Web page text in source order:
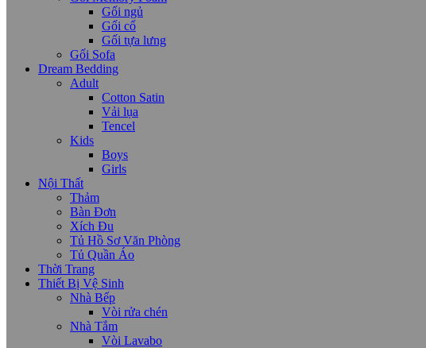
Gối ngủ
Gối cổ
Gối tựa lưng
Gối Sofa
Dream Bedding
Adult
Cotton Satin
Vải lụa
Tencel
Kids
Boys
Girls
Nội Thất
Thảm
Bàn Đơn
Xích Đu
Tủ Hồ Sơ Văn Phòng
Tủ Quần Áo
Thời Trang
Thiết Bị Vệ Sinh
Nhà Bếp
Vòi rửa chén
Nhà Tắm
Vòi Lavabo